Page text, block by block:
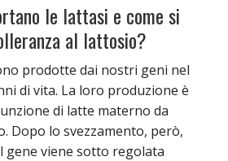
le lattasi e come si
al lattosio?
prodotte dai nostri geni nel
di vita. La loro produzione è
di latte materno da
Dopo lo svezzamento, però,
gene viene sotto regolata